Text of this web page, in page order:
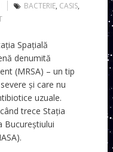
BACTERIE, CASIS,
Spațială
denumită
(MRSA) – un tip
și care nu
uzuale.
trece Stația
Bucureștiului